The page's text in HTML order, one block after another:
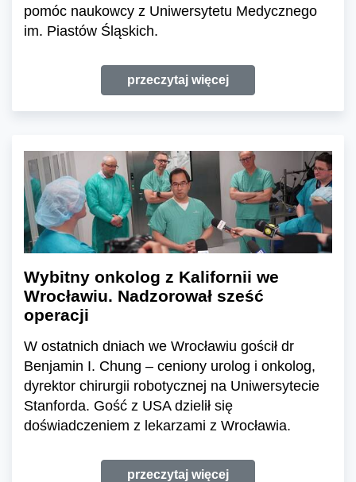
pomóc naukowcy z Uniwersytetu Medycznego
im. Piastów Śląskich.
przeczytaj więcej
Wybitny onkolog z Kalifornii we
Wrocławiu. Nadzorował sześć
operacji
W ostatnich dniach we Wrocławiu gościł dr
Benjamin I. Chung – ceniony urolog i onkolog,
dyrektor chirurgii robotycznej na Uniwersytecie
Stanforda. Gość z USA dzielił się
doświadczeniem z lekarzami z Wrocławia.
przeczytaj więcej